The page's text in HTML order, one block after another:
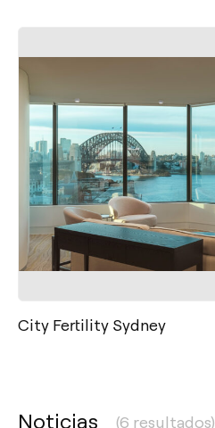
City Fertility Sydney
Noticias (6 resultados)